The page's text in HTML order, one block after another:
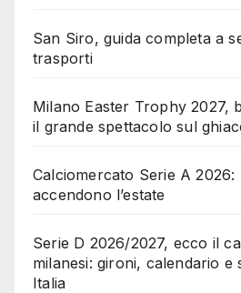
San Siro, guida completa a
trasporti
Milano Easter Trophy 2027,
il grande spettacolo sul
Calciomercato Serie A
accendono l’estate
Serie D 2026/2027, ecco il
milanesi: gironi, calendario e
Italia